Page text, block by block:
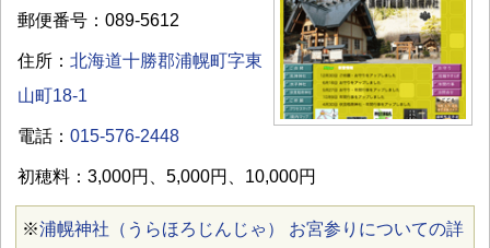
郵便番号：089-5612
住所： 北海道十勝郡浦幌町字東
山町18-1
電話： 015-576-2448
初穂料：3,000円、5,000円、10,000円
※浦幌神社（うらほろじんじゃ） お宮参りについての詳